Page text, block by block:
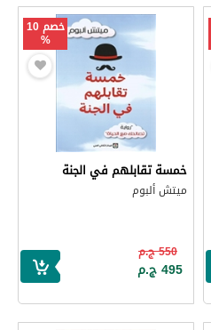
خصم 10
%
خمسة تقابلهم في الجنة
ميتش ألبوم
550 ج.م
495 ج.م